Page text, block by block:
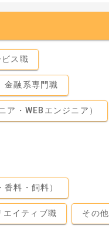
ス職
金融系専門職
ア・WEBエンジニア）
料・飼料）
エイティブ職 その他